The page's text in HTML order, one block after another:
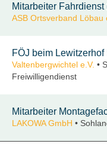
Mitarbeiter
ASB Ortsverband Löbau
FÖJ beim Lewitzerhof
Valtenbergwichtel e.V. •
Freiwilligendienst
Mitarbeiter
LAKOWA GmbH •